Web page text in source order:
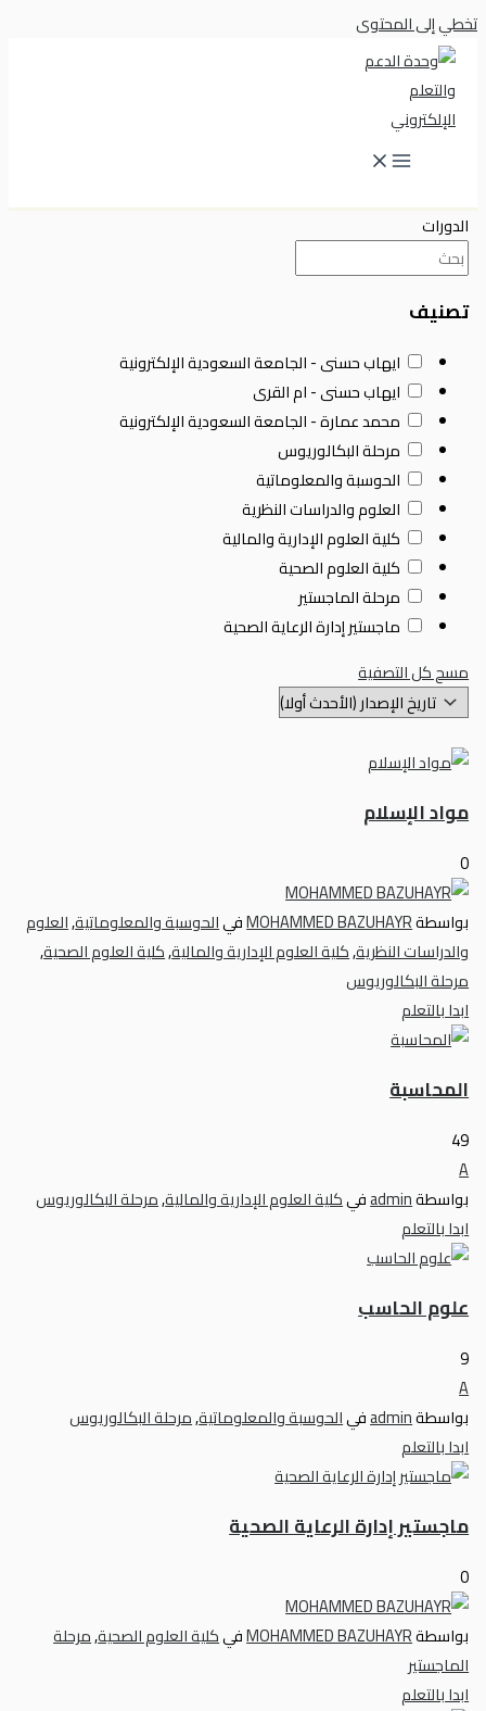
تخطي إلى المحتوى
الدورات
تصنيف
ايهاب حسنى - الجامعة السعودية الإلكترونية
ايهاب حسنى - ام القرى
محمد عمارة - الجامعة السعودية الإلكترونية
مرحلة البكالوريوس
الحوسبة والمعلوماتية
العلوم والدراسات النظرية
كلية العلوم الإدارية والمالية
كلية العلوم الصحية
مرحلة الماجستير
ماجستير إدارة الرعاية الصحية
مسح كل التصفية
مواد الإسلام
0
بواسطةMOHAMMED BAZUHAYRفيالحوسبة والمعلوماتية,العلوم
والدراسات النظرية,كلية العلوم الإدارية والمالية,كلية العلوم الصحية,
مرحلة البكالوريوس
ابدا بالتعلم
المحاسبة
49
A
بواسطةadminفيكلية العلوم الإدارية والمالية,مرحلة البكالوريوس
ابدا بالتعلم
علوم الحاسب
9
A
بواسطةadminفيالحوسبة والمعلوماتية,مرحلة البكالوريوس
ابدا بالتعلم
ماجستير إدارة الرعاية الصحية
0
بواسطةMOHAMMED BAZUHAYRفيكلية العلوم الصحية,مرحلة
الماجستير
ابدا بالتعلم